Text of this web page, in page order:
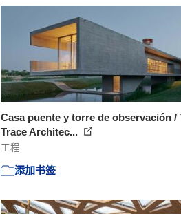
Casa puente y torre de observación /
Trace Architec...
工程
添加书签